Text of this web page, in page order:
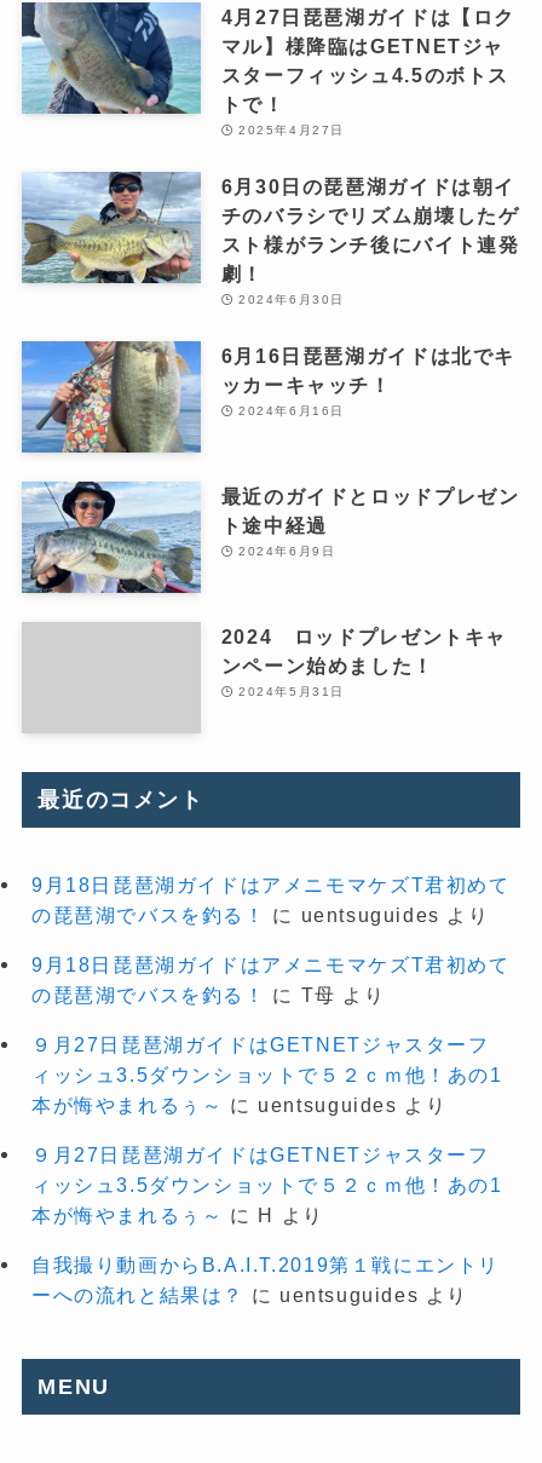
4月27日琵琶湖ガイドは【ロク
マル】様降臨はGETNETジャ
スターフィッシュ4.5のボトス
トで！
2025年4月27日
6月30日の琵琶湖ガイドは朝イ
チのバラシでリズム崩壊したゲ
スト様がランチ後にバイト連発
劇！
2024年6月30日
6月16日琵琶湖ガイドは北でキ
ッカーキャッチ！
2024年6月16日
最近のガイドとロッドプレゼン
ト途中経過
2024年6月9日
2024 ロッドプレゼントキャ
ンペーン始めました！
2024年5月31日
最近のコメント
9月18日琵琶湖ガイドはアメニモマケズT君初めて
の琵琶湖でバスを釣る！
に uentsuguides より
9月18日琵琶湖ガイドはアメニモマケズT君初めて
の琵琶湖でバスを釣る！
に T母 より
９月27日琵琶湖ガイドはGETNETジャスターフ
ィッシュ3.5ダウンショットで５２ｃｍ他！あの1
本が悔やまれるぅ～
に uentsuguides より
９月27日琵琶湖ガイドはGETNETジャスターフ
ィッシュ3.5ダウンショットで５２ｃｍ他！あの1
本が悔やまれるぅ～
に H より
自我撮り動画からB.A.I.T.2019第１戦にエントリ
ーへの流れと結果は？
に uentsuguides より
MENU